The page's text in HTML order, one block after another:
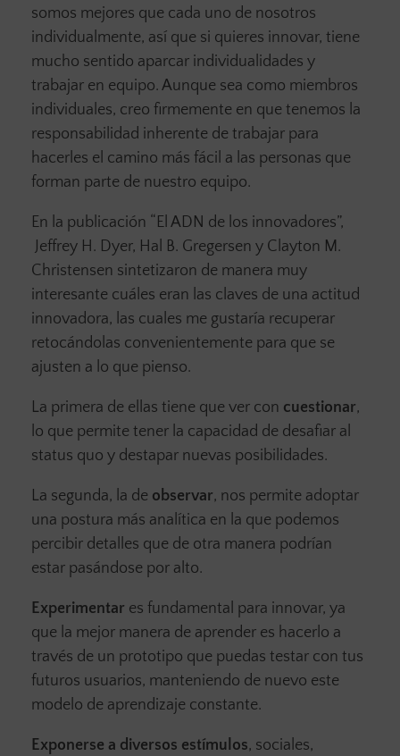
somos mejores que cada uno de nosotros
individualmente, así que si quieres innovar, tiene
mucho sentido aparcar individualidades y
trabajar en equipo. Aunque sea como miembros
individuales, creo firmemente en que tenemos la
responsabilidad inherente de trabajar para
hacerles el camino más fácil a las personas que
forman parte de nuestro equipo.
En la publicación “El ADN de los innovadores”,
Jeffrey H. Dyer, Hal B. Gregersen y Clayton M.
Christensen sintetizaron de manera muy
interesante cuáles eran las claves de una actitud
innovadora, las cuales me gustaría recuperar
retocándolas convenientemente para que se
ajusten a lo que pienso.
La primera de ellas tiene que ver con cuestionar,
lo que permite tener la capacidad de desafiar al
status quo y destapar nuevas posibilidades.
La segunda, la de observar, nos permite adoptar
una postura más analítica en la que podemos
percibir detalles que de otra manera podrían
estar pasándose por alto.
Experimentar es fundamental para innovar, ya
que la mejor manera de aprender es hacerlo a
través de un prototipo que puedas testar con tus
futuros usuarios, manteniendo de nuevo este
modelo de aprendizaje constante.
Exponerse a diversos estímulos, sociales,